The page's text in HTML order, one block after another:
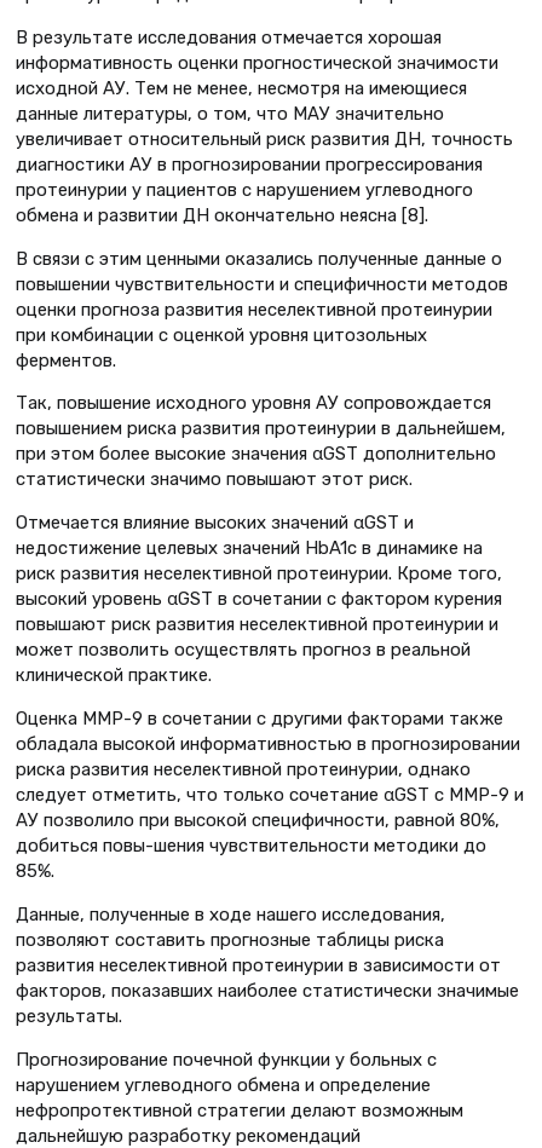
В результате исследования отмечается хорошая
информативность оценки прогностической значимости
исходной АУ. Тем не менее, несмотря на имеющиеся
данные литературы, о том, что МАУ значительно
увеличивает относительный риск развития ДН, точность
диагностики АУ в прогнозировании прогрессирования
протеинурии у пациентов с нарушением углеводного
обмена и развитии ДН окончательно неясна [8].
В связи с этим ценными оказались полученные данные о
повышении чувствительности и специфичности методов
оценки прогноза развития неселективной протеинурии
при комбинации с оценкой уровня цитозольных
ферментов.
Так, повышение исходного уровня АУ сопровождается
повышением риска развития протеинурии в дальнейшем,
при этом более высокие значения αGST дополнительно
статистически значимо повышают этот риск.
Отмечается влияние высоких значений αGST и
недостижение целевых значений HbA1c в динамике на
риск развития неселективной протеинурии. Кроме того,
высокий уровень αGST в сочетании с фактором курения
повышают риск развития неселективной протеинурии и
может позволить осуществлять прогноз в реальной
клинической практике.
Оценка ММР-9 в сочетании с другими факторами также
обладала высокой информативностью в прогнозировании
риска развития неселективной протеинурии, однако
следует отметить, что только сочетание αGST с ММР-9 и
АУ позволило при высокой специфичности, равной 80%,
добиться повы-шения чувствительности методики до
85%.
Данные, полученные в ходе нашего исследования,
позволяют составить прогнозные таблицы риска
развития неселективной протеинурии в зависимости от
факторов, показавших наиболее статистически значимые
результаты.
Прогнозирование почечной функции у больных с
нарушением углеводного обмена и определение
нефропротективной стратегии делают возможным
дальнейшую разработку рекомендаций